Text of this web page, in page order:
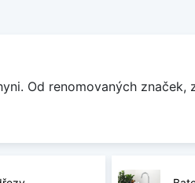
Od renomovaných značek,